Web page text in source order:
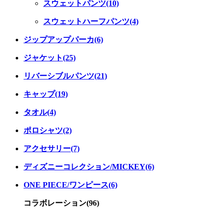
スウェットパンツ(10)
スウェットハーフパンツ(4)
ジップアップパーカ(6)
ジャケット(25)
リバーシブルパンツ(21)
キャップ(19)
タオル(4)
ポロシャツ(2)
アクセサリー(7)
ディズニーコレクション/MICKEY(6)
ONE PIECE/ワンピース(6)
コラボレーション(96)